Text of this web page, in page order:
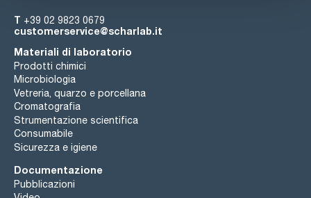
T +39 02 9823 0679
customerservice@scharlab.it
Materiali di laboratorio
Prodotti chimici
Microbiologia
Vetreria, quarzo e porcellana
Cromatografia
Strumentazione scientifica
Consumabile
Sicurezza e igiene
Documentazione
Pubblicazioni